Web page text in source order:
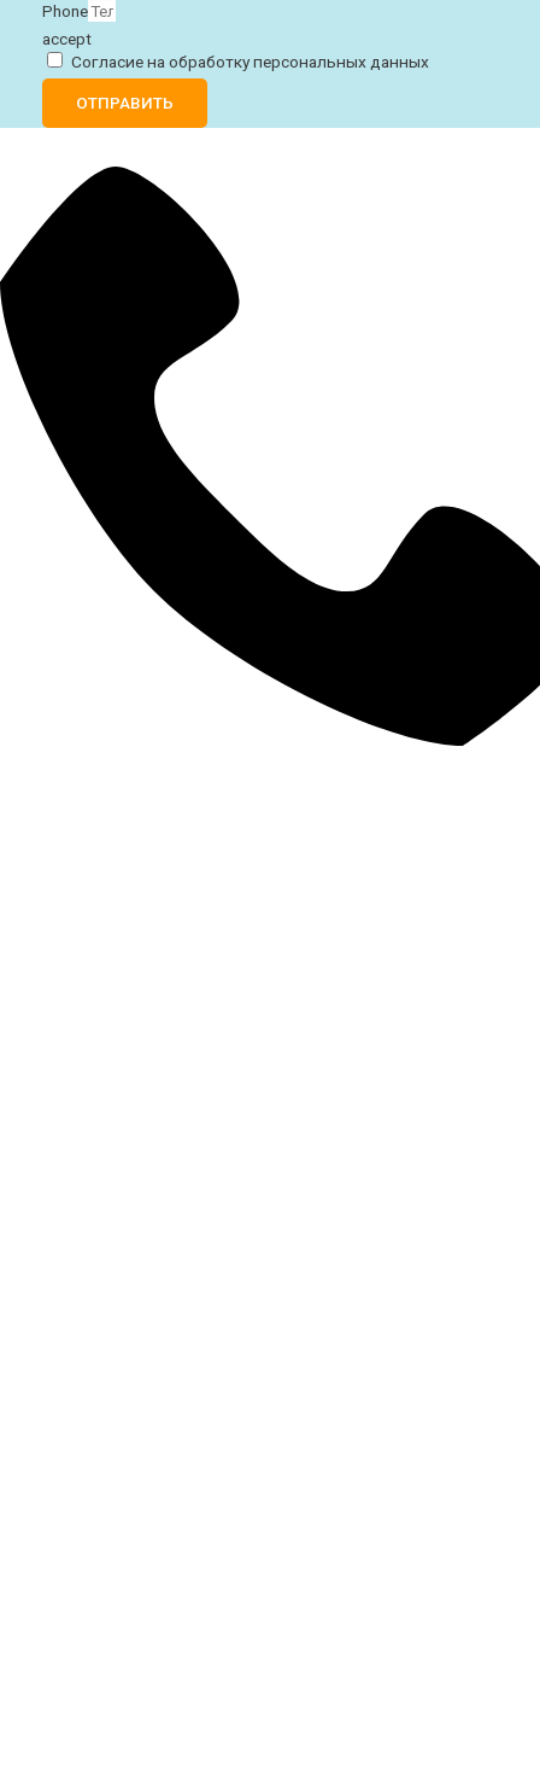
Phone
accept
Согласие на обработку персональных данных
ОТПРАВИТЬ